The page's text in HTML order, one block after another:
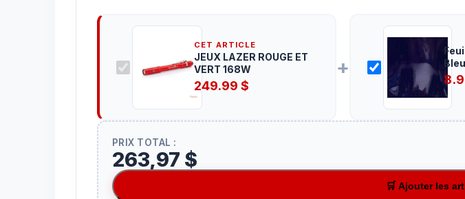
CET ARTICLE
JEUX LAZER ROUGE ET
VERT 168W
249.99 $
+
PRIX TOTAL :
263,97 $
🛒 Ajouter les